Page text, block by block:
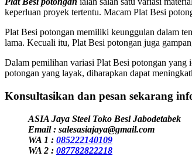
keperluan proyek tertentu. Macam Plat Besi
Plat Besi potongan memiliki keunggulan dalam
lama. Kecuali itu, Plat Besi potongan juga
Dalam pemilihan variasi Plat Besi potongan yang
potongan yang layak, diharapkan dapat
Konsultasikan dan pesan sekarang
ASIA Jaya Steel Toko Besi Jabodetabek
Email : salesasiajaya@gmail.com
WA 1 : 085222140109
WA 2 : 087782822218